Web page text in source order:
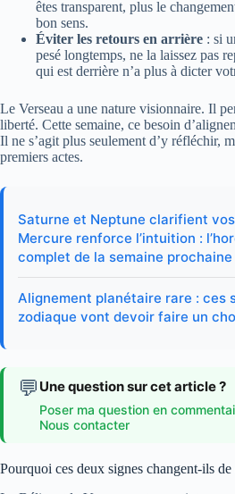
êtes transparent, plus le
bon sens.
Éviter les retours en arrière : si
pesé longtemps, ne la laissez pas
qui est derrière n’a plus à dicter
Le Verseau a une nature visionnaire. Il
liberté. Cette semaine, ce besoin
Il ne s’agit plus seulement d’y réfléchir,
premiers actes.
Saturne et Neptune clarifient
Mercure renforce l’intuition :
complet de la semaine prochaine
Alignement planétaire rare : ces
zodiaque vont devoir faire un
💬 Une question sur cet article ?
Poser ma question en
Nous contacter
Pourquoi ces deux signes changent-ils